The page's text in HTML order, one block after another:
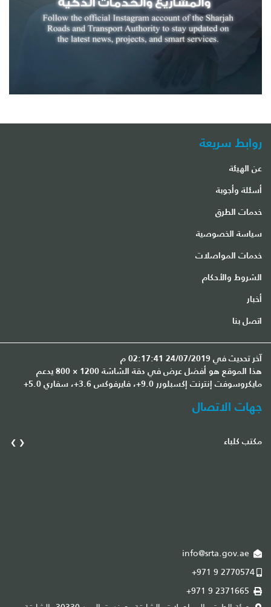
روابط سريعة
عن الهيئة
أسئلة وأجوبة
خدمات الطرق
سياسة الخصوصية
خدمات المواصلات
الشروط والأحكام
أخبار
اتصل بنا
آخر تحديث في 24/07/2019 02:17:41 م
هذا الموقع هو أفضل عرض في دقة الشاشة 1200 × 800 يدعم
مايكروسوفت إنترنت إكسبلورر 9.0+، فايرفوكس 3.6+، سفاري 5.0+
جهات الاتصال
مكتب كلباء
info@srta.gov.ae
+971 9 2770574
+971 9 2371665
‹
›